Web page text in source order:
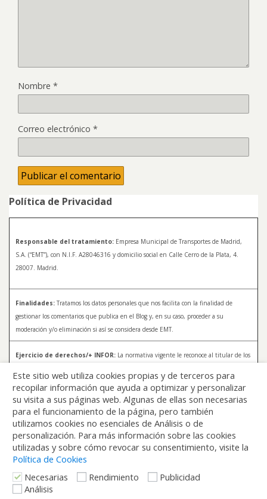
Nombre *
Correo electrónico *
Política de Privacidad
Responsable del tratamiento: Empresa Municipal de Transportes de Madrid,
S.A. (“EMT”), con N.I.F. A28046316 y domicilio social en Calle Cerro de la Plata, 4.
28007. Madrid.
Finalidades: Tratamos los datos personales que nos facilita con la finalidad de
gestionar los comentarios que publica en el Blog y, en su caso, proceder a su
moderación y/o eliminación si así se considera desde EMT.
Ejercicio de derechos/+ INFOR: La normativa vigente le reconoce al titular de los
rectificar y a solicitar la supresión de sus datos. Para más información sobre el
tratamiento de sus datos y la forma en que puede ejercer sus derechos, consulte la
Política de Privacidad de Blog EMT, disponible en:
blog.emtmadrid.es/politica-de-
privacidad
Este sitio web utiliza cookies propias y de terceros para
recopilar información que ayuda a optimizar y personalizar
su visita a sus páginas web. Algunas de ellas son necesarias
para el funcionamiento de la página, pero también
utilizamos cookies no esenciales de Análisis o de
personalización. Para más información sobre las cookies
utilizadas y sobre cómo revocar su consentimiento, visite la
Política de Cookies
Necesarias
Rendimiento
Publicidad
Análisis